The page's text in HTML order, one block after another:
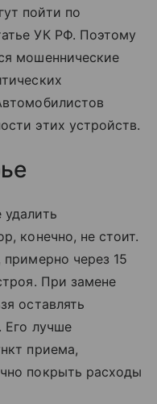
пойти по
УК РФ. Поэтому
мошеннические
этих устройств.
конечно, не стоит.
через 15
При замене
оставлять
Его лучше
приема,
покрыть расходы